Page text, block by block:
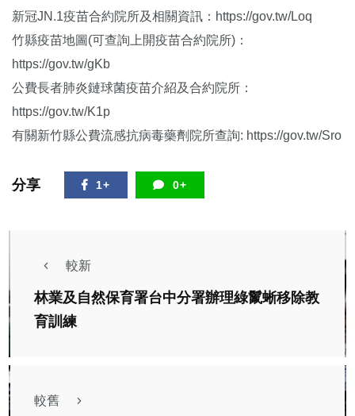
新冠JN.1疫苗合約院所及相關資訊：https://gov.tw/Loq
竹縣疫苗地圖(可查詢上開疫苗合約院所)：
https://gov.tw/gKb
公費長者肺炎鏈球菌疫苗介紹及合約院所：
https://gov.tw/K1p
有關新竹縣公費流感抗病毒藥劑院所查詢: https://gov.tw/Sro
分享 1+ 0+
較新
林業及自然保育署台中分署辦理綠鬣蜥移除教
育訓練
較舊